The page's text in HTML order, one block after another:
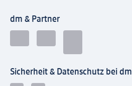
dm & Partner
Sicherheit & Datenschutz bei dm